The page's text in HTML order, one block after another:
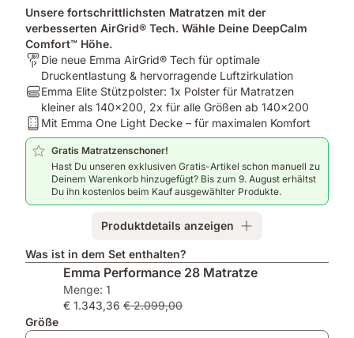
Unsere fortschrittlichsten Matratzen mit der
verbesserten AirGrid® Tech. Wähle Deine DeepCalm
Comfort™ Höhe.
Für
wen
ist
bestimmt?:
Die
neue
Emma
AirGrid®
Tech
Druckentlastung
&
hervorragende
Luftzirkulation
Die neue Emma AirGrid® Tech für optimale
Druckentlastung & hervorragende Luftzirkulation
Bundle
Pillow:
Emma
Elite
Stützpolster:
Polster
kleiner
als
140x200,
alle
Emma Elite Stützpolster: 1x Polster für Matratzen
kleiner als 140x200, 2x für alle Größen ab 140x200
Bundle
-
Mattress:
Emma
One
–
für
maximalen
Komfort
Mit Emma One Light Decke – für maximalen Komfort
Gratis Matratzenschoner!
Hast Du unseren exklusiven Gratis-Artikel schon manuell zu
Deinem Warenkorb hinzugefügt? Bis zum 9. August erhältst
Du ihn kostenlos beim Kauf ausgewählter Produkte.
Produktdetails anzeigen
Was ist in dem Set enthalten?
Emma Performance 28 Matratze
Menge: 1
€ 1.343,36 € 2.099,00
Größe